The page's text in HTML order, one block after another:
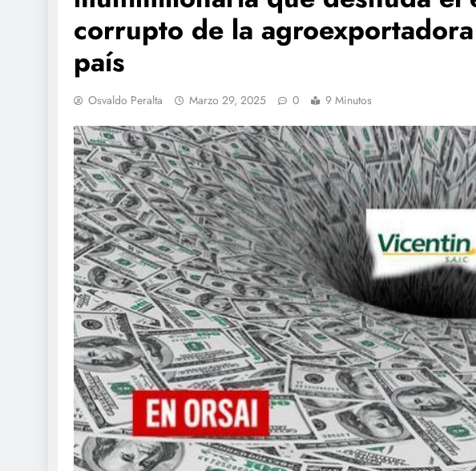
corrupto de la
país
Osvaldo Peralta Marzo 29, 2025 0 9 Minutos